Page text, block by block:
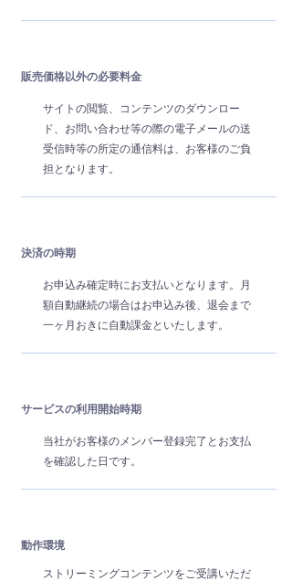
販売価格以外の必要料金
サイトの閲覧、コンテンツのダウンロー
ド、お問い合わせ等の際の電子メールの送
受信時等の所定の通信料は、お客様のご負
担となります。
決済の時期
お申込み確定時にお支払いとなります。月
額自動継続の場合はお申込み後、退会まで
一ヶ月おきに自動課金といたします。
サービスの利用開始時期
当社がお客様のメンバー登録完了とお支払
を確認した日です。
動作環境
ストリーミングコンテンツをご受講いただ